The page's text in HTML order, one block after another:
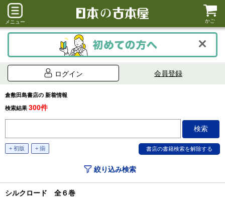
メニュー かご
ログイン 会員登録
倉敷田島書店の 新着情報
検索結果 300件
+ 初版 + 揃
絞り込み検索
シルクロード 全６巻